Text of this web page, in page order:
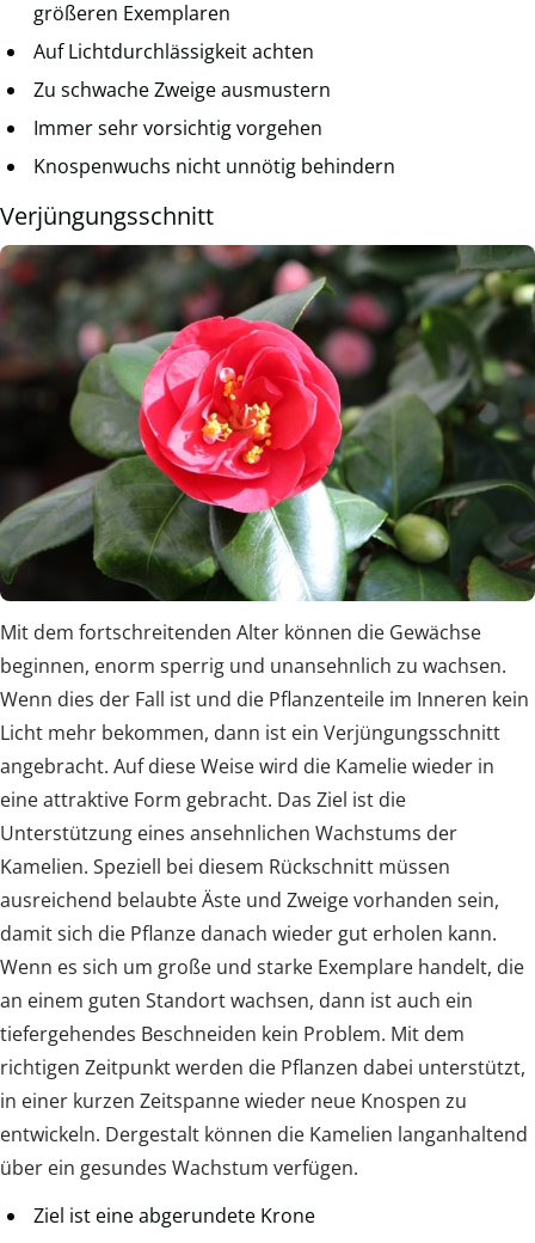
größeren Exemplaren
Auf Lichtdurchlässigkeit achten
Zu schwache Zweige ausmustern
Immer sehr vorsichtig vorgehen
Knospenwuchs nicht unnötig behindern
Verjüngungsschnitt
Mit dem fortschreitenden Alter können die Gewächse
beginnen, enorm sperrig und unansehnlich zu wachsen.
Wenn dies der Fall ist und die Pflanzenteile im Inneren kein
Licht mehr bekommen, dann ist ein Verjüngungsschnitt
angebracht. Auf diese Weise wird die Kamelie wieder in
eine attraktive Form gebracht. Das Ziel ist die
Unterstützung eines ansehnlichen Wachstums der
Kamelien. Speziell bei diesem Rückschnitt müssen
ausreichend belaubte Äste und Zweige vorhanden sein,
damit sich die Pflanze danach wieder gut erholen kann.
Wenn es sich um große und starke Exemplare handelt, die
an einem guten Standort wachsen, dann ist auch ein
tiefergehendes Beschneiden kein Problem. Mit dem
richtigen Zeitpunkt werden die Pflanzen dabei unterstützt,
in einer kurzen Zeitspanne wieder neue Knospen zu
entwickeln. Dergestalt können die Kamelien langanhaltend
über ein gesundes Wachstum verfügen.
Ziel ist eine abgerundete Krone